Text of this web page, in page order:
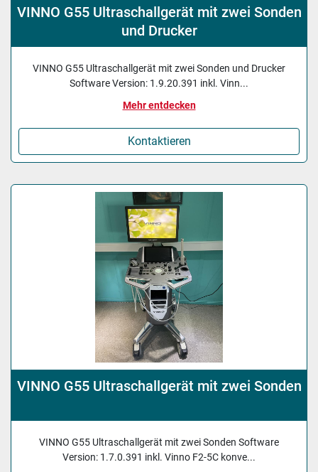
VINNO G55 Ultraschallgerät mit zwei Sonden
und Drucker
VINNO G55 Ultraschallgerät mit zwei Sonden und Drucker
Software Version: 1.9.20.391 inkl. Vinn...
Mehr entdecken
Kontaktieren
VINNO G55 Ultraschallgerät mit zwei Sonden
VINNO G55 Ultraschallgerät mit zwei Sonden Software
Version: 1.7.0.391 inkl. Vinno F2-5C konve...